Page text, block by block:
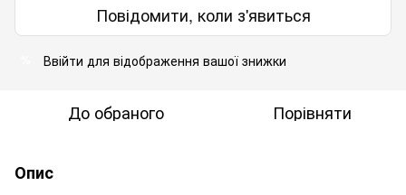
Повідомити, коли з'явиться
Ввійти для відображення вашої знижки
До обраного Порівняти
Опис